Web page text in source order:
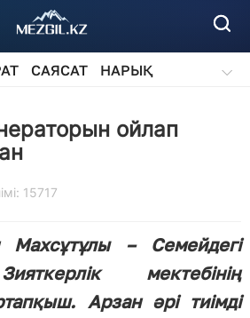
САЯСАТ
НАРЫҚ
ойлап
15717
– Семейдегі
мектебінің
Арзан әрі тиімді